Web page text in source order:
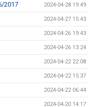
2017 2024-04-28 19:49
2024-04-27 15:43
2024-04-26 19:43
2024-04-26 13:24
2024-04-22 22:08
2024-04-22 15:37
2024-04-22 06:44
2024-04-20 14:17